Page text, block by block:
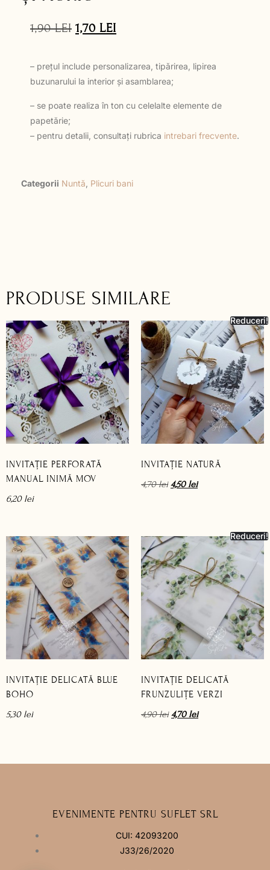
1,90LEI 1,70 LEI
– prețul include personalizarea, tipărirea, lipirea
buzunarului la interior și asamblarea;
– se poate realiza în ton cu celelalte elemente de
papetărie;
– pentru detalii, consultați rubrica intrebari frecvente.
Categorii Nuntă Plicuri bani
PRODUSE SIMILARE
INVITAȚIE PERFORATĂ
MANUAL INIMĂ MOV
6,20 lei
Reduceri!
INVITAȚIE NATURĂ
4,70lei 4,50lei
INVITAȚIE DELICATĂ BLUE
BOHO
5,30 lei
Reduceri!
INVITAȚIE DELICATĂ
FRUNZULIȚE VERZI
4,90lei 4,70lei
EVENIMENTE PENTRU SUFLET SRL
CUI: 42093200
J33/26/2020